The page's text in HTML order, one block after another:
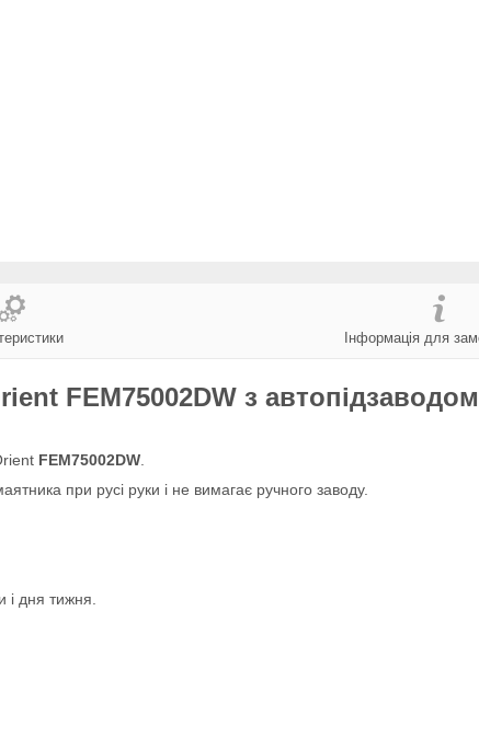
Інформація для
FEM75002DW з автопідзаводом
FEM75002DW
при русі руки і не вимагає ручного заводу.
і дня тижня.